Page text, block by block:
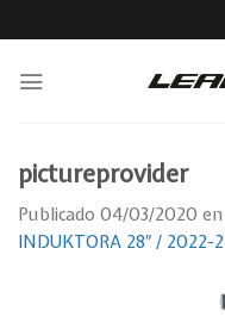
to
pictureprovider
Publicado 04/03/2020 en
INDUKTORA 28″ / 2022-2